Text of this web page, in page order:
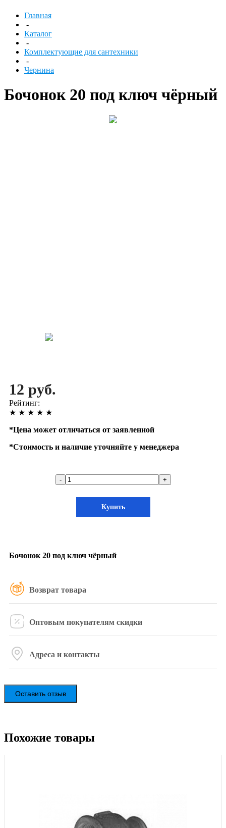
Главная
-
Каталог
-
Комплектующие для сантехники
-
Чернина
Бочонок 20 под ключ чёрный
12 руб.
Рейтинг:
★ ★ ★ ★ ★
*Цена может отличаться от заявленной
*Стоимость и наличие уточняйте у менеджера
- +
Купить
Бочонок 20 под ключ чёрный
Возврат товара
Оптовым покупателям скидки
Адреса и контакты
Оставить отзыв
Похожие товары